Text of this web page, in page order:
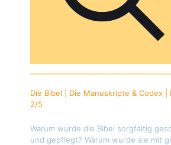
Die Bibel | Die Manuskripte & Codex |
2/5
Warum wurde die Bibel sorgfältig
und gepflegt? Warum wurde sie mit